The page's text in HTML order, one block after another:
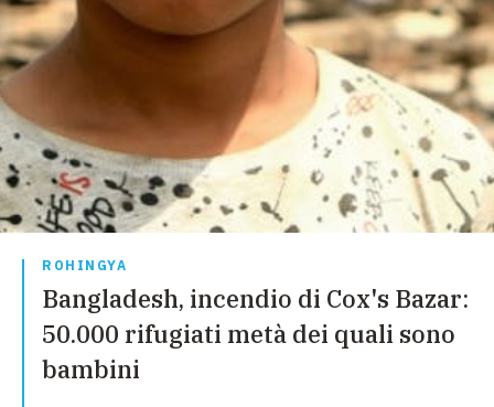
ROHINGYA
Bangladesh, incendio di Cox's Bazar:
50.000 rifugiati metà dei quali sono
bambini